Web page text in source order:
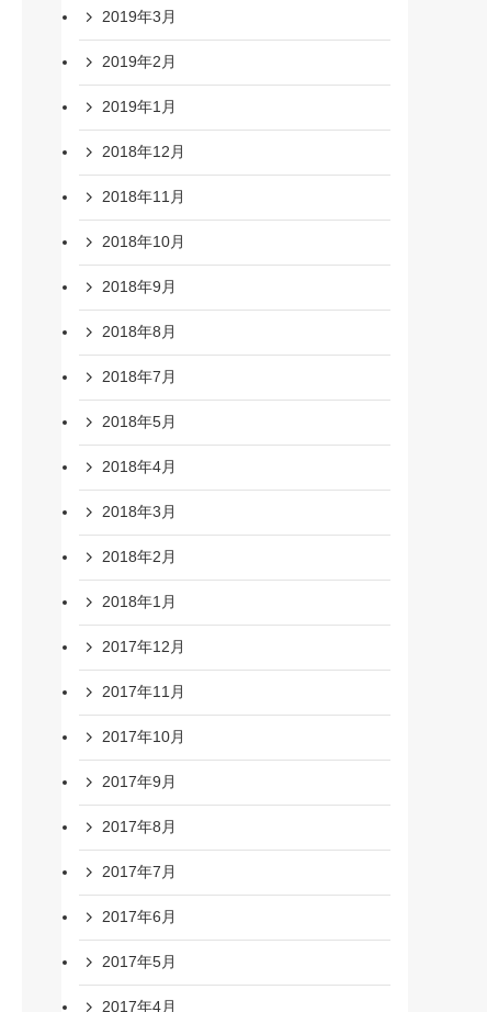
2019年3月
2019年2月
2019年1月
2018年12月
2018年11月
2018年10月
2018年9月
2018年8月
2018年7月
2018年5月
2018年4月
2018年3月
2018年2月
2018年1月
2017年12月
2017年11月
2017年10月
2017年9月
2017年8月
2017年7月
2017年6月
2017年5月
2017年4月